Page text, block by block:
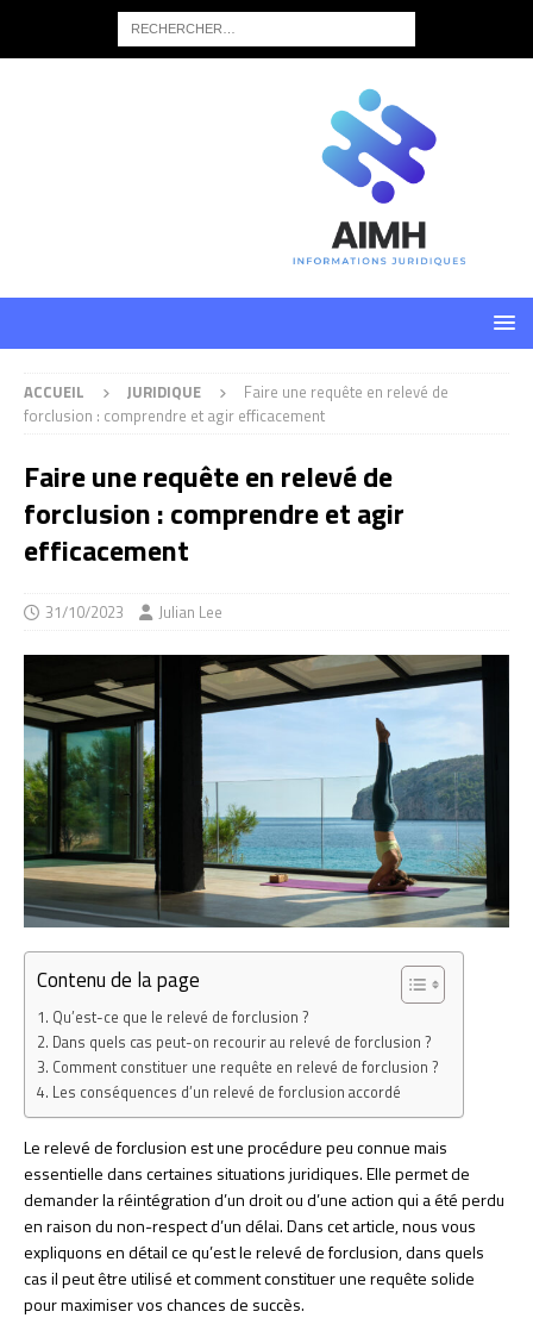
ACCUEIL JURIDIQUE
Faire une requête en relevé de
forclusion : comprendre et agir efficacement
Faire une requête en relevé de
forclusion : comprendre et agir
efficacement
31/10/2023 Julian Lee
Contenu de la page
Qu’est-ce que le relevé de forclusion ?
Dans quels cas peut-on recourir au relevé de forclusion ?
Comment constituer une requête en relevé de forclusion ?
Les conséquences d’un relevé de forclusion accordé
Le relevé de forclusion est une procédure peu connue mais
essentielle dans certaines situations juridiques. Elle permet de
demander la réintégration d’un droit ou d’une action qui a été perdu
en raison du non-respect d’un délai. Dans cet article, nous vous
expliquons en détail ce qu’est le relevé de forclusion, dans quels
cas il peut être utilisé et comment constituer une requête solide
pour maximiser vos chances de succès.